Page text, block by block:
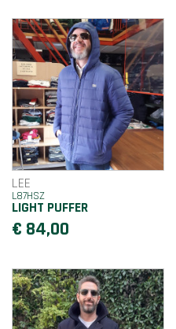
LEE
L87HSZ
LIGHT PUFFER
€ 84,00